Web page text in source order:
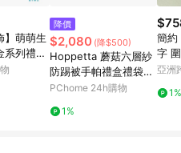
】萌萌生
系列禮盒
金飾 彌
降價
$2,080 (降$500)
Hoppetta 蘑菇六層紗
防踢被手帕禮盒禮袋組
(pchome獨家彌月組)
PChome 24h購物
1%
簡約
字
彌月
亞洲
1%